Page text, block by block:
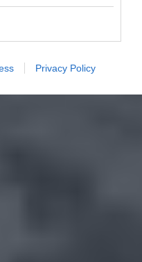
Privacy Policy